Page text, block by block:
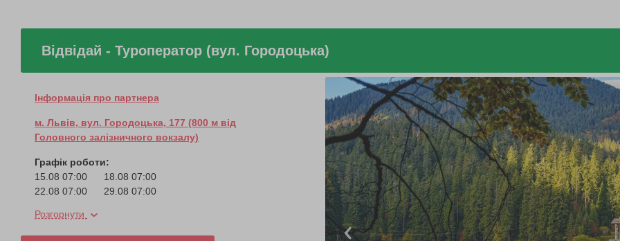
Відвідай - Туроператор (вул. Городоцька)
Інформація про партнера
м. Львів, вул. Городоцька, 177 (800 м від
Головного залізничного вокзалу)
Графік роботи:
15.08 07:00
18.08 07:00
22.08 07:00
29.08 07:00
19.09 07:00
03.10 07:00
Розгорнути